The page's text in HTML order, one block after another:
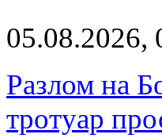
05.08.2026,
Разлом на
тротуар